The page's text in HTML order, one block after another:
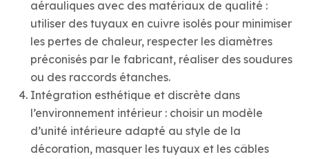
aérauliques avec des matériaux de qualité :
utiliser des tuyaux en cuivre isolés pour minimiser
les pertes de chaleur, respecter les diamètres
préconisés par le fabricant, réaliser des soudures
ou des raccords étanches.
Intégration esthétique et discrète dans
l’environnement intérieur : choisir un modèle
d’unité intérieure adapté au style de la
décoration, masquer les tuyaux et les câbles